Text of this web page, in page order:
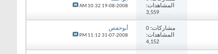
المشاهدات:
3,559
19-08-2008
10:32 AM
مشاركات: 0
المشاهدات:
4,152
أبوحفص
31-07-2008
11:12 PM